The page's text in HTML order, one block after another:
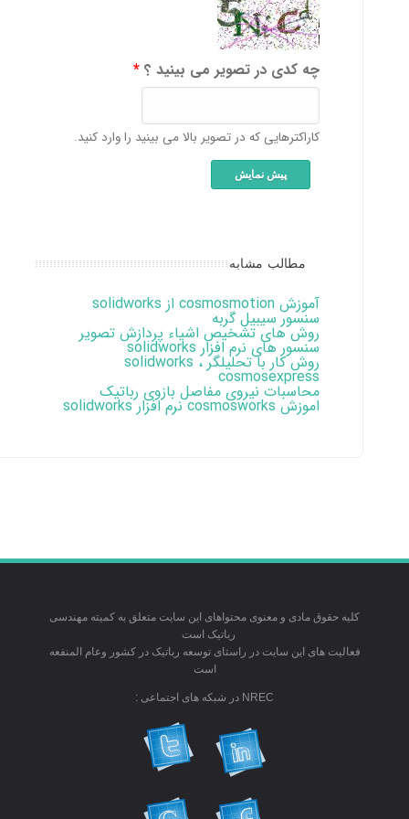
چه کدی در تصویر می بینید ؟*
کاراکترهایی که در تصویر بالا می بینید را وارد کنید.
مطالب مشابه
آموزش cosmosmotion از solidworks
سنسور سیبیل گربه
روش های تشخیص اشیاء پردازش تصویر
سنسور های نرم افزار solidworks
روش کار با تحلیلگر solidworks ،
cosmosexpress
محاسبات نیروی مفاصل بازوی رباتیک
اموزش cosmosworks نرم افزار solidworks
کلیه حقوق مادی و معنوی محتواهای این سایت متعلق به کمیته مهندسی
رباتیک است
فعالیت های این سایت در راستای توسعه رباتیک در کشور وعام المنفعه
است
NREC در شبکه های اجتماعی :